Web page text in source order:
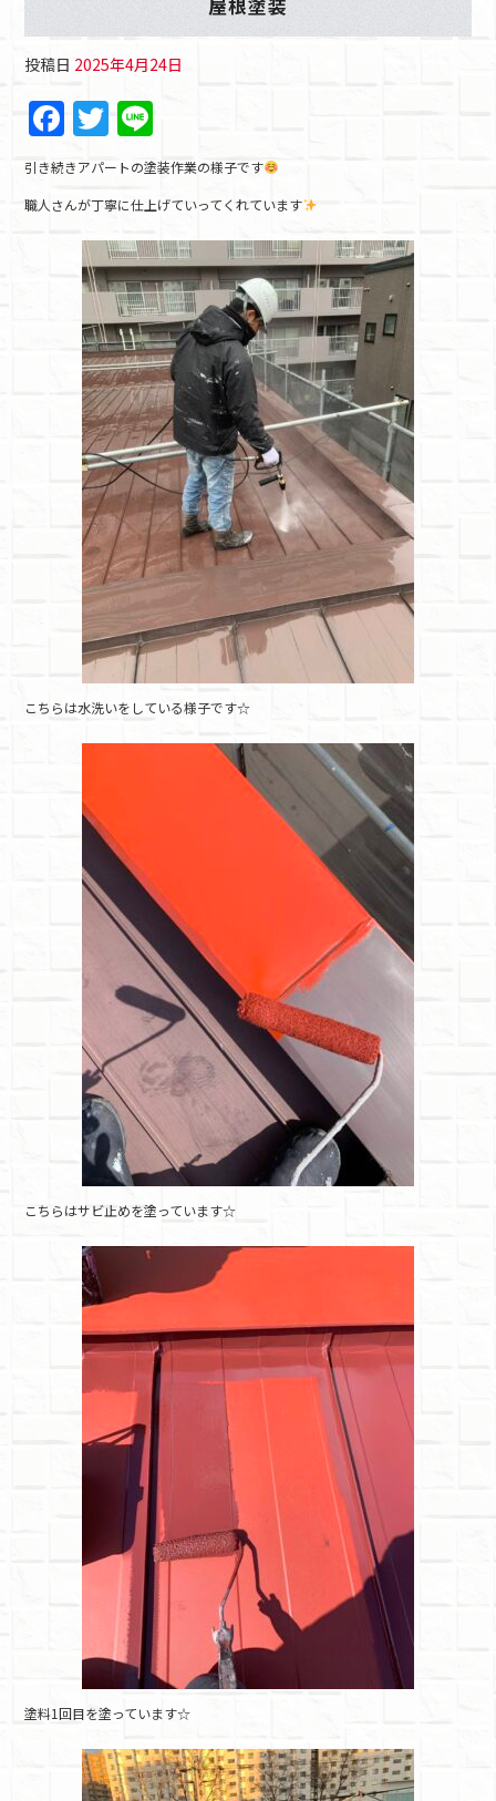
屋根塗装
投稿日 2025年4月24日
F
a
c
e
b
o
o
k
T
w
itt
er
n
e
引き続きアパートの塗装作業の様子です
職人さんが丁寧に仕上げていってくれています
こちらは水洗いをしている様子です☆
こちらはサビ止めを塗っています☆
塗料1回目を塗っています☆